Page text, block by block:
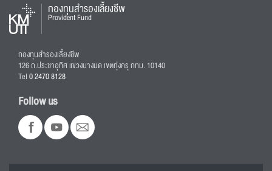
กองทุนสำรองเลี้ยงชีพ
Provident Fund
กองทุนสำรองเลี้ยงชีพ
126 ถ.ประชาอุทิศ แขวงบางมด เขตทุ่งครุ กทม. 10140
Tel0 2470 8128
Follow us